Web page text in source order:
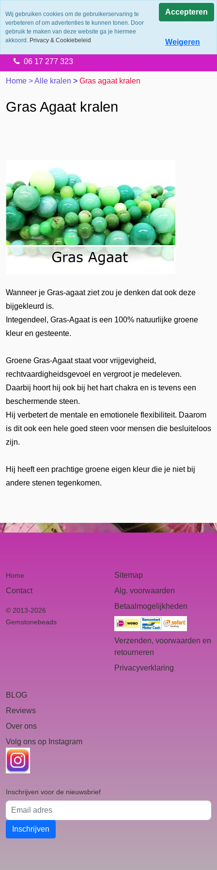
Levering 2 werkdagen
Gratis verzending vanaf €65.00
06 17 277 323
Home >Alle kralen > Gras agaat kralen
Gras Agaat kralen
Wanneer je Gras-agaat ziet zou je denken dat ook deze
bijgekleurd is.
Integendeel, Gras-Agaat is een 100% natuurlijke groene
kleur en gesteente.
Groene Gras-Agaat staat voor vrijgevigheid,
rechtvaardigheidsgevoel en vergroot je medeleven.
Daarbij hoort hij ook bij het hart chakra en is tevens een
beschermende steen.
Hij verbetert de mentale en emotionele flexibiliteit. Daarom
is dit ook een hele goed steen voor mensen die besluiteloos
zijn.
Hij heeft een prachtige groene eigen kleur die je niet bij
andere stenen tegenkomen.
Home
Contact
© 2013-2026
Gemstonebeads
Sitemap
Alg. voorwaarden
Betaalmogelijkheden
Verzenden, voorwaarden en
retourneren
Privacyverklaring
BLOG
Reviews
Over ons
Volg ons op Instagram
Inschrijven voor de nieuwsbrief
Email adres
Inschrijven
Wij gebruiken cookies om de gebruikerservaring te
verbeteren of om advertenties te kunnen tonen. Door
gebruik te maken van deze website ga je hiermee
akkoord. Privacy & Cookiebeleid
Accepteren
Weigeren